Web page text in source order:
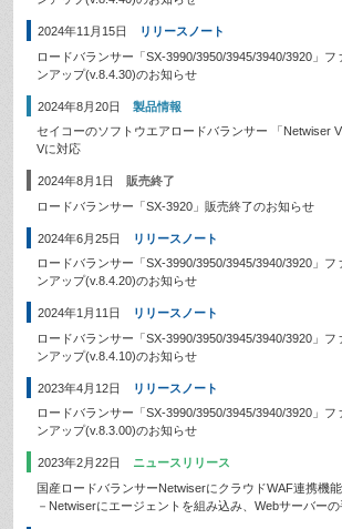
2024年11月15日
リリースノート
ロードバランサー「SX-3990/3950/3945/3940/3920」フ
ンアップ(v.8.4.30)のお知らせ
2024年8月20日
製品情報
セイコーのソフトウエアロードバランサー 「Netwiser
Vに対応
2024年8月1日
販売終了
ロードバランサー「SX-3920」販売終了のお知らせ
2024年6月25日
リリースノート
ロードバランサー「SX-3990/3950/3945/3940/3920」フ
ンアップ(v.8.4.20)のお知らせ
2024年1月11日
リリースノート
ロードバランサー「SX-3990/3950/3945/3940/3920」フ
ンアップ(v.8.4.10)のお知らせ
2023年4月12日
リリースノート
ロードバランサー「SX-3990/3950/3945/3940/3920」フ
ンアップ(v.8.3.00)のお知らせ
2023年2月22日
ニュースリリース
国産ロードバランサーNetwiserにクラウドWAF連携機
－Netwiserにエージェントを組み込み、Webサーバーの